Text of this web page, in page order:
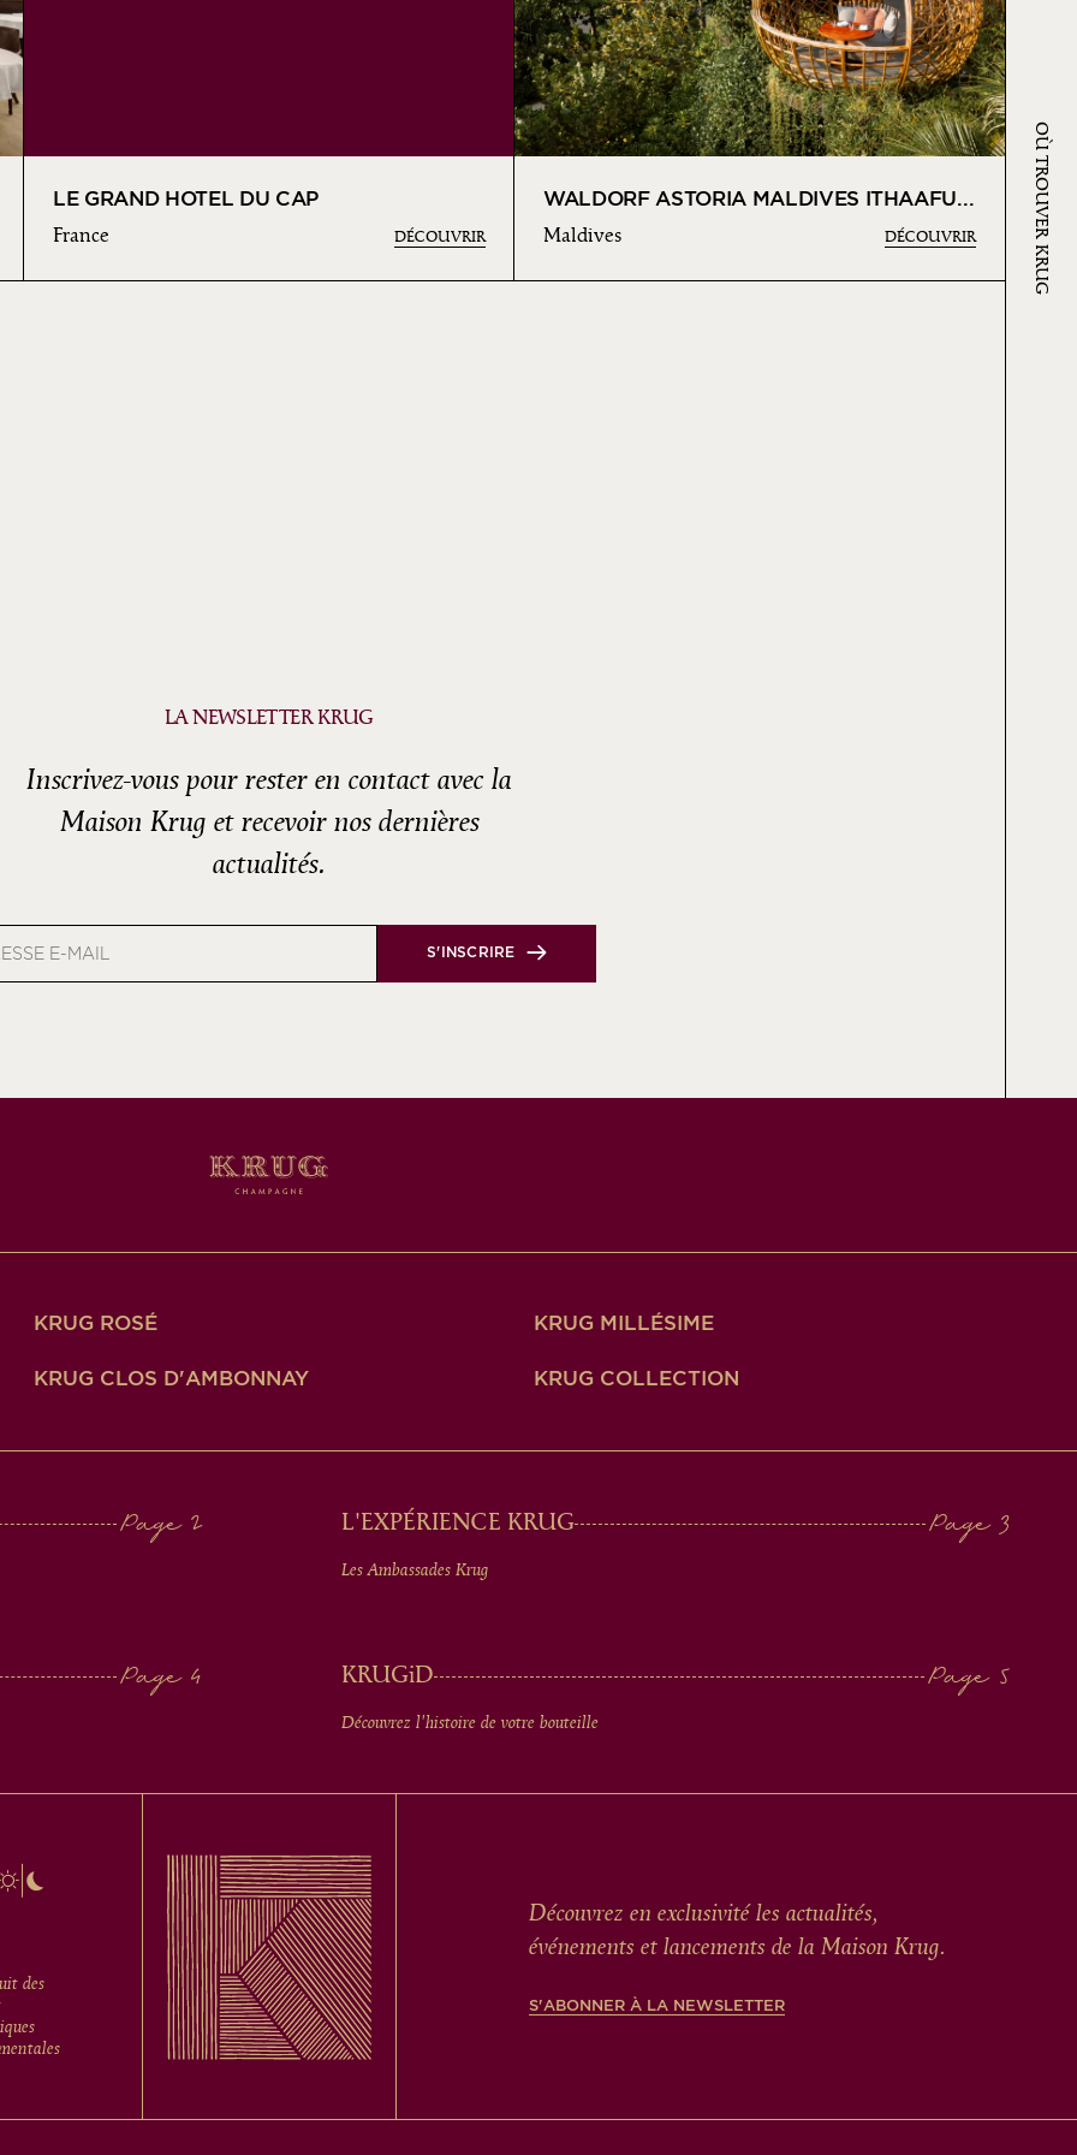
OÙ TROUVER KRUG
LE GRAND HOTEL DU CAP
France DÉCOUVRIR
WALDORF ASTORIA MALDIVES ITHAAFUSHI
Maldives DÉCOUVRIR
LA NEWSLETTER KRUG
Inscrivez-vous pour rester en contact avec la
Maison Krug et recevoir nos dernières
actualités.
S'INSCRIRE
KRUG ROSÉ KRUG MILLÉSIME
KRUG CLOS D'AMBONNAY KRUG COLLECTION
L'EXPÉRIENCE KRUG
Les Ambassades Krug
KRUGiD
Découvrez l'histoire de votre bouteille
Découvrez en exclusivité les actualités,
événements et lancements de la Maison Krug.
S'ABONNER À LA NEWSLETTER
des